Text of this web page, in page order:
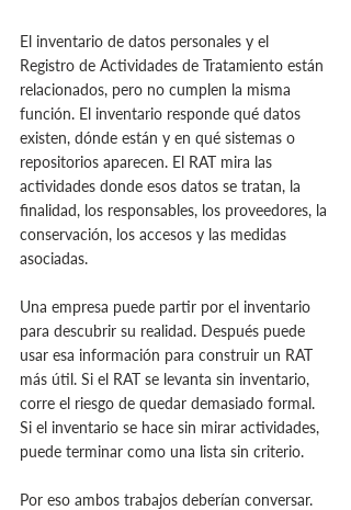
El inventario de datos personales y el
Registro de Actividades de Tratamiento están
relacionados, pero no cumplen la misma
función. El inventario responde qué datos
existen, dónde están y en qué sistemas o
repositorios aparecen. El RAT mira las
actividades donde esos datos se tratan, la
finalidad, los responsables, los proveedores, la
conservación, los accesos y las medidas
asociadas.
Una empresa puede partir por el inventario
para descubrir su realidad. Después puede
usar esa información para construir un RAT
más útil. Si el RAT se levanta sin inventario,
corre el riesgo de quedar demasiado formal.
Si el inventario se hace sin mirar actividades,
puede terminar como una lista sin criterio.
Por eso ambos trabajos deberían conversar.